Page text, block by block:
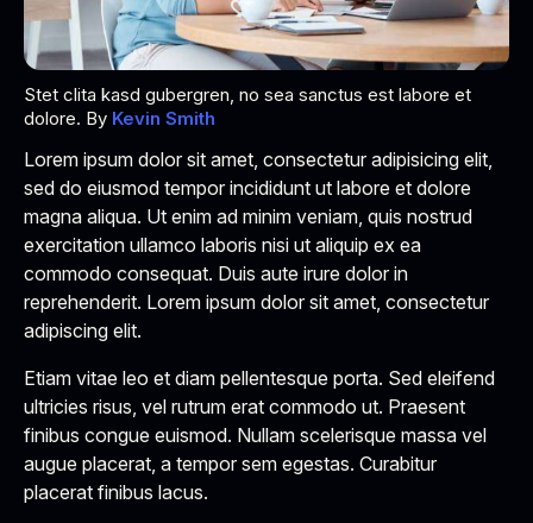
Stet clita kasd gubergren, no sea sanctus est labore et
dolore. By Kevin Smith
Lorem ipsum dolor sit amet, consectetur adipisicing elit,
sed do eiusmod tempor incididunt ut labore et dolore
magna aliqua. Ut enim ad minim veniam, quis nostrud
exercitation ullamco laboris nisi ut aliquip ex ea
commodo consequat. Duis aute irure dolor in
reprehenderit. Lorem ipsum dolor sit amet, consectetur
adipiscing elit.
Etiam vitae leo et diam pellentesque porta. Sed eleifend
ultricies risus, vel rutrum erat commodo ut. Praesent
finibus congue euismod. Nullam scelerisque massa vel
augue placerat, a tempor sem egestas. Curabitur
placerat finibus lacus.